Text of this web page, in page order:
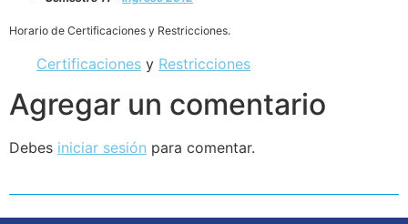
Horario de Certificaciones y Restricciones.
Certificaciones y Restricciones
Agregar un comentario
Debes iniciar sesión para comentar.